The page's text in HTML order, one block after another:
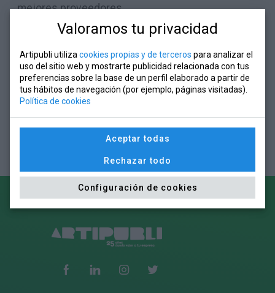
mejores proveedores.
Valoramos tu privacidad
Artipubli utiliza cookies propias y de terceros para analizar el
uso del sitio web y mostrarte publicidad relacionada con tus
preferencias sobre la base de un perfil elaborado a partir de
tus hábitos de navegación (por ejemplo, páginas visitadas).
Política de cookies
Aceptar todas
Rechazar todo
Configuración de cookies